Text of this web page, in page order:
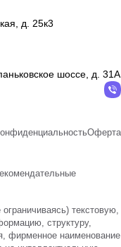
д. 25к3
шоссе, д. 31А
Оферта
текстовую,
структуру,
фирменное наименование